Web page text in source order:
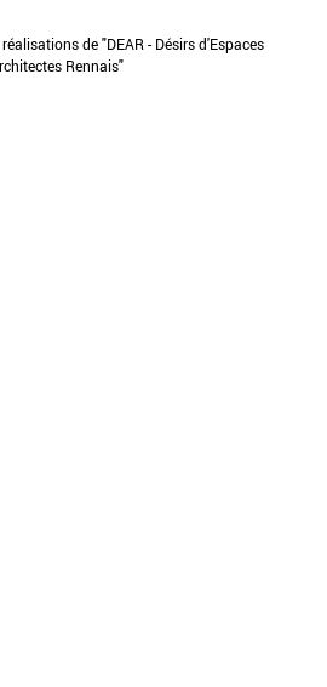
de "DEAR - Désirs d'Espaces
Rennais"